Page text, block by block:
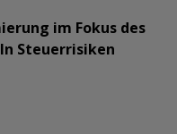
im Fokus des
Steuerrisiken